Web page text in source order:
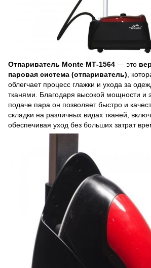
Отпариватель Monte MT‑1564 — это
паровая система (отпариватель) ,
облегчает процесс глажки и ухода за
тканями. Благодаря высокой мощности и
подаче пара он позволяет быстро и
складки на различных видах тканей,
обеспечивая уход без больших затрат